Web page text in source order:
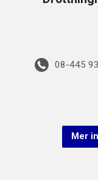
08-445
Mer